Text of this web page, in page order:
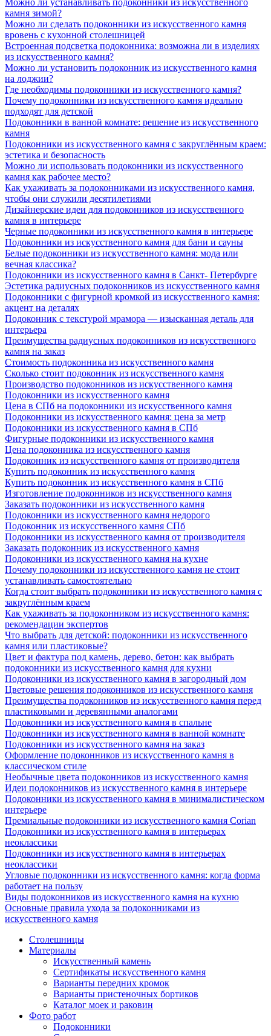
камня зимой?
Можно ли сделать подоконники из искусственного камня
вровень с кухонной столешницей
Встроенная подсветка подоконника: возможна ли в изделиях
из искусственного камня?
Можно ли установить подоконник из искусственного камня
на лоджии?
Где необходимы подоконники из искусственного камня?
Почему подоконники из искусственного камня идеально
подходят для детской
Подоконники в ванной комнате: решение из искусственного
камня
Подоконники из искусственного камня с закруглённым краем:
эстетика и безопасность
Можно ли использовать подоконники из искусственного
камня как рабочее место?
Как ухаживать за подоконниками из искусственного камня,
чтобы они служили десятилетиями
Дизайнерские идеи для подоконников из искусственного
камня в интерьере
Черные подоконники из искусственного камня в интерьере
Подоконники из искусственного камня для бани и сауны
Белые подоконники из искусственного камня: мода или
вечная классика?
Подоконники из искусственного камня в Санкт- Петербурге
Эстетика радиусных подоконников из искусственного камня
Подоконники с фигурной кромкой из искусственного камня:
акцент на деталях
Подоконник с текстурой мрамора — изысканная деталь для
интерьера
Преимущества радиусных подоконников из искусственного
камня на заказ
Стоимость подоконника из искусственного камня
Сколько стоит подоконник из искусственного камня
Производство подоконников из искусственного камня
Подоконники из искусственного камня
Цена в СПб на подоконники из искусственного камня
Подоконники из искусственного камня: цена за метр
Подоконники из искусственного камня в СПб
Фигурные подоконники из искусственного камня
Цена подоконника из искусственного камня
Подоконник из искусственного камня от производителя
Купить подоконник из искусственного камня
Купить подоконник из искусственного камня в СПб
Изготовление подоконников из искусственного камня
Заказать подоконники из искусственного камня
Подоконники из искусственного камня недорого
Подоконник из искусственного камня СПб
Подоконники из искусственного камня от производителя
Заказать подоконник из искусственного камня
Подоконники из искусственного камня на кухне
Почему подоконники из искусственного камня не стоит
устанавливать самостоятельно
Когда стоит выбрать подоконники из искусственного камня с
закруглённым краем
Как ухаживать за подоконником из искусственного камня:
рекомендации экспертов
Что выбрать для детской: подоконники из искусственного
камня или пластиковые?
Цвет и фактура под камень, дерево, бетон: как выбрать
подоконники из искусственного камня для кухни
Подоконники из искусственного камня в загородный дом
Цветовые решения подоконников из искусственного камня
Преимущества подоконников из искусственного камня перед
пластиковыми и деревянными аналогами
Подоконники из искусственного камня в спальне
Подоконники из искусственного камня в ванной комнате
Подоконники из искусственного камня на заказ
Оформление подоконников из искусственного камня в
классическом стиле
Необычные цвета подоконников из искусственного камня
Идеи подоконников из искусственного камня в интерьере
Подоконники из искусственного камня в минималистическом
интерьере
Премиальные подоконники из искусственного камня Corian
Подоконники из искусственного камня в интерьерах
неоклассики
Подоконники из искусственного камня в интерьерах
неоклассики
Угловые подоконники из искусственного камня: когда форма
работает на пользу
Виды подоконников из искусственного камня на кухню
Основные правила ухода за подоконниками из
искусственного камня
Столешницы
Материалы
Искусственный камень
Сертификаты искусственного камня
Варианты передних кромок
Варианты пристеночных бортиков
Каталог моек и раковин
Фото работ
Подоконники